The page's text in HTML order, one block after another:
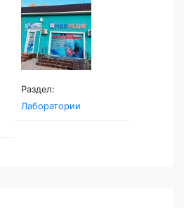
Раздел:
Лаборатории